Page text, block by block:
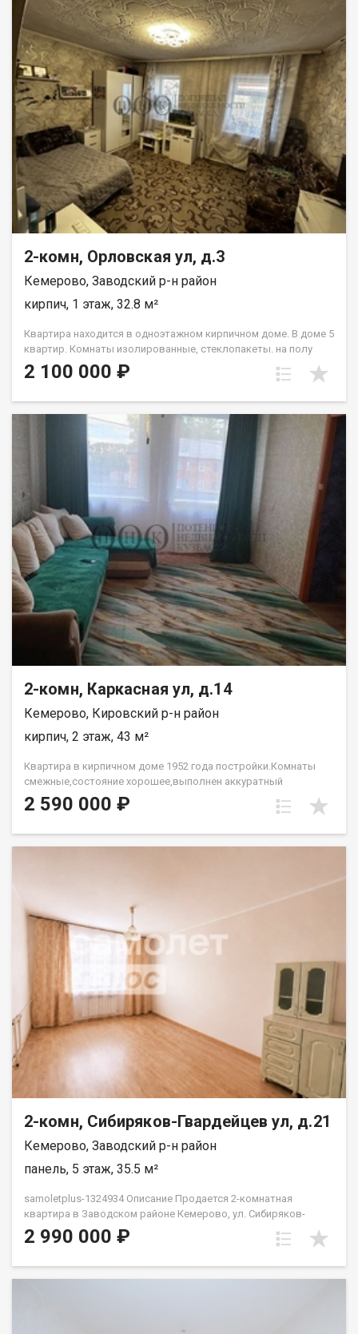
«Самолёт Плюс» на рынке недвижимости Кемерово с 2010
года.Полное сопровождение сделки.Гарантия юридической
чистоты сделки.Звоните с 9:00 до 21:00 — ответим на
вопросы и организуем просмотр! Еленец Юлия
2-комн, Орловская ул, д.3
Кемерово, Заводский р-н район
кирпич, 1 этаж, 32.8 м²
Квартира находится в одноэтажном кирпичном доме. В доме 5
квартир. Комнаты изолированные, стеклопакеты. на полу
линолеум, с/у совмещенный, душевая кабина,
водонагреватель, водяное- печное отопление На участке есть
2 100 000 ₽
2-комн, Каркасная ул, д.14
Кемерово, Кировский р-н район
кирпич, 2 этаж, 43 м²
Квартира в кирпичном доме 1952 года постройки.Комнаты
смежные,состояние хорошее,выполнен аккуратный
ремонт,установлены стеклопакеты, натяжные
потолки,линолеум,обои. в с/у кафель. окна во двор.Рядом
2 590 000 ₽
2-комн, Сибиряков-Гвардейцев ул, д.21
Кемерово, Заводский р-н район
панель, 5 этаж, 35.5 м²
samoletplus-1324934 Описание Продается 2-комнатная
квартира в Заводском районе Кемерово, ул. Сибиряков-
Гвардейцев, 21 Площадь: 35, 4 кв.м О квартире: Заменены
радиаторы, сантехника, пластиковые окна, выровнен пол,
2 990 000 ₽